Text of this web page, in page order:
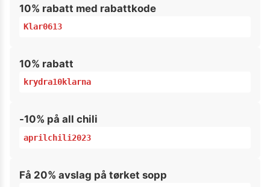
10% rabatt med rabattkode
Klar0613
10% rabatt
krydra10klarna
-10% på all chili
aprilchili2023
Få 20% avslag på tørket sopp